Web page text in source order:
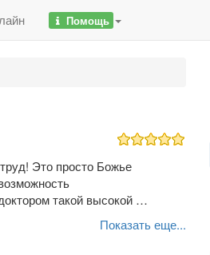
Помощь
Это просто Божье
такой высокой …
Показать еще...